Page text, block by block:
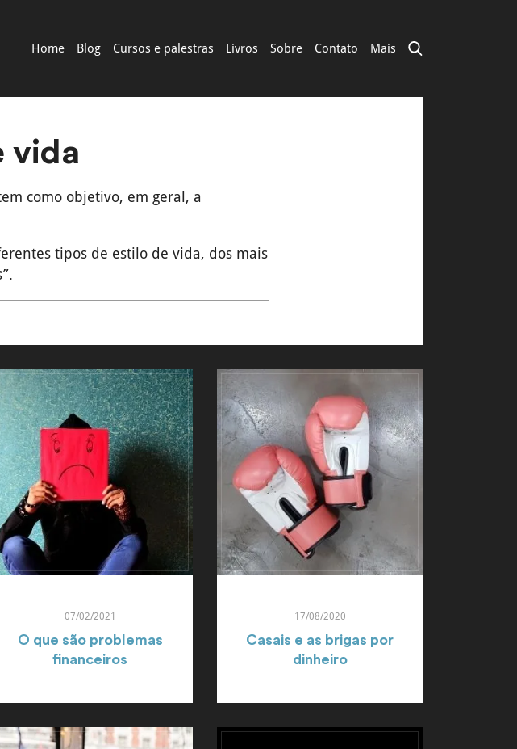
Home Blog Cursos e palestras Livros Sobre Contato Mais
vida
como objetivo, em geral, a
tipos de estilo de vida, dos mais
07/02/2021
O que são problemas
financeiros
17/08/2020
Casais e as brigas por
dinheiro